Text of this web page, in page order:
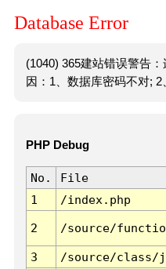
Database Error
(1040) 365建站错误警告
因：1、数据库密码不对; 2
PHP Debug
No. File
1
/index.php
2 /source/
3 /source/class/